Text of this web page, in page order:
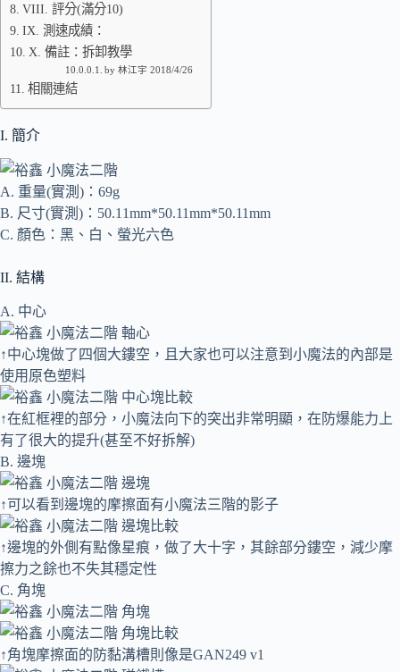
VIII. 評分(滿分10)
IX. 測速成績：
X. 備註：拆卸教學
by 林江宇 2018/4/26
相關連結
I. 簡介
A. 重量(實測)：69g
B. 尺寸(實測)：50.11mm*50.11mm*50.11mm
C. 顏色：黑、白、螢光六色
II. 結構
A. 中心
↑中心塊做了四個大鏤空，且大家也可以注意到小魔法的內部是
使用原色塑料
↑在紅框裡的部分，小魔法向下的突出非常明顯，在防爆能力上
有了很大的提升(甚至不好拆解)
B. 邊塊
↑可以看到邊塊的摩擦面有小魔法三階的影子
↑邊塊的外側有點像星痕，做了大十字，其餘部分鏤空，減少摩
擦力之餘也不失其穩定性
C. 角塊
↑角塊摩擦面的防黏溝槽則像是GAN249 v1